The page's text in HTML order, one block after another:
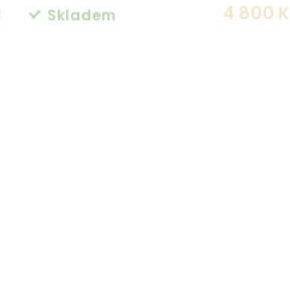
Skladem 4 800